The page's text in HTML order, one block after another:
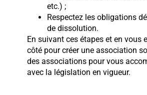
etc.) ;
Respectez les obligations
de dissolution.
En suivant ces étapes et en vous
côté pour créer une association
des associations pour vous
avec la législation en vigueur.